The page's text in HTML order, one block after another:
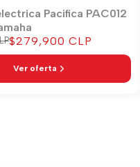
Pacifica PAC012
Precio
de
venta
$279,900 CLP
Ver oferta